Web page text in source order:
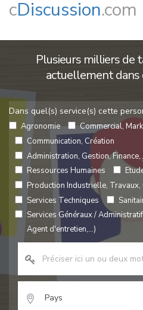
cDiscussion.com
Plusieurs milliers de
actuellement
Dans quel(s) service(s) cette
Agronomie Commercial,
Communication, Création
Administration, Gestion, Finance,
Ressources Humaines
Production Industrielle, Travaux,
Services Techniques
Services Généraux /
Agent d'entretien,...)